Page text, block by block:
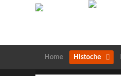
Home Histoche